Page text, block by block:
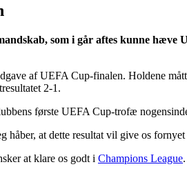
som i går aftes kunne
af UEFA Cup-finalen. Holdene
2-1.
første UEFA Cup-trofæ
at dette resultat vil give os
at klare os godt i Champions League